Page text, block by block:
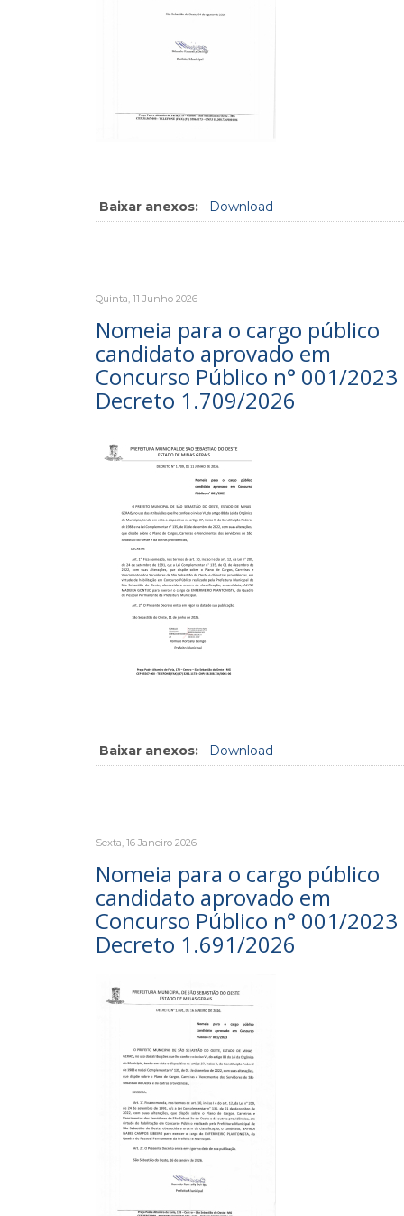
Baixar anexos: Download
Quinta, 11 Junho 2026
Nomeia para o cargo público
candidato aprovado em
Concurso Público n° 001/2023
Decreto 1.709/2026
Baixar anexos: Download
Sexta, 16 Janeiro 2026
Nomeia para o cargo público
candidato aprovado em
Concurso Público n° 001/2023
Decreto 1.691/2026